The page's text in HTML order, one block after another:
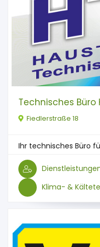
Technisches Büro
Fiedlerstraße 18
Ihr technisches Büro
Klima- &